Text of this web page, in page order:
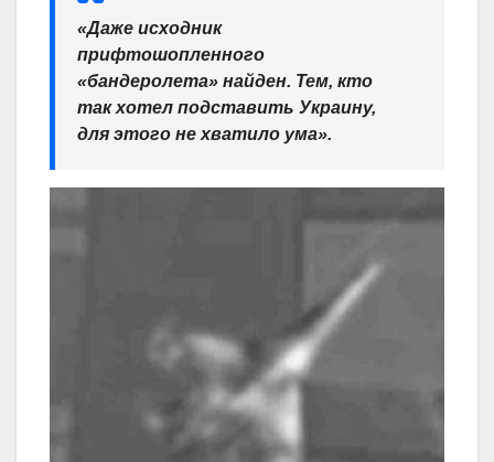
«Даже исходник
прифтошопленного
«бандеролета» найден. Тем, кто
так хотел подставить Украину,
для этого не хватило ума».